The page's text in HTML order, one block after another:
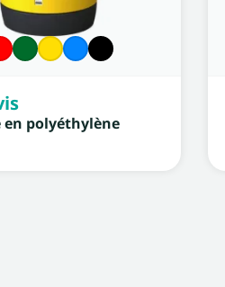
en polyéthylène